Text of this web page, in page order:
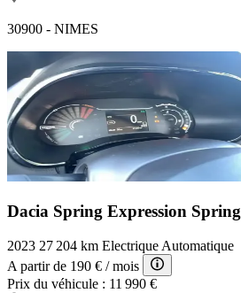
30900 - NIMES
Dacia Spring Expression Spring
2023 27 204 km Electrique Automatique
A partir de 190 € / mois
Prix du véhicule : 11 990 €